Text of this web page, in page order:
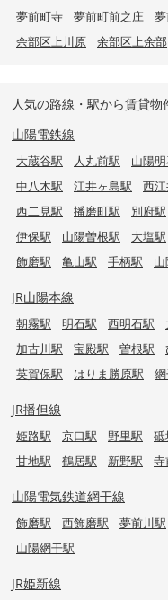
夢前町寺
夢前町前之庄
余部区上川原
余部区上余部
人気の路線・駅から賃貸物
山陽電鉄線
大蔵谷駅 人丸前駅 山陽
中八木駅
江井ヶ島駅 西
西二見駅
播磨町駅 別府駅
伊保駅
山陽曽根駅 大塩駅
飾磨駅
亀山駅 手柄駅
JR山陽本線
朝霧駅 明石駅 西明石駅
加古川駅
宝殿駅 曽根駅
英賀保駅
はりま勝原駅
JR播但線
姫路駅 京口駅 野里駅 砥
甘地駅
鶴居駅 新野駅 寺
山陽電気鉄道網干線
飾磨駅 西飾磨駅 夢前川駅
山陽網干駅
JR姫新線